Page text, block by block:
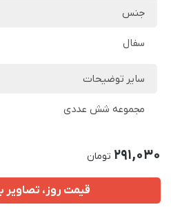
جنس
سفال
سایر توضیحات
مجموعه شش عددی
291,030 تومان
قیمت روز، تصاویر